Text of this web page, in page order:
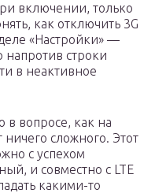
включении, только
как отключить 3G
«Настройки» —
строки
в неактивное
в вопросе, как на
сложного. Этот
с успехом
и совместно с LTE
какими-то